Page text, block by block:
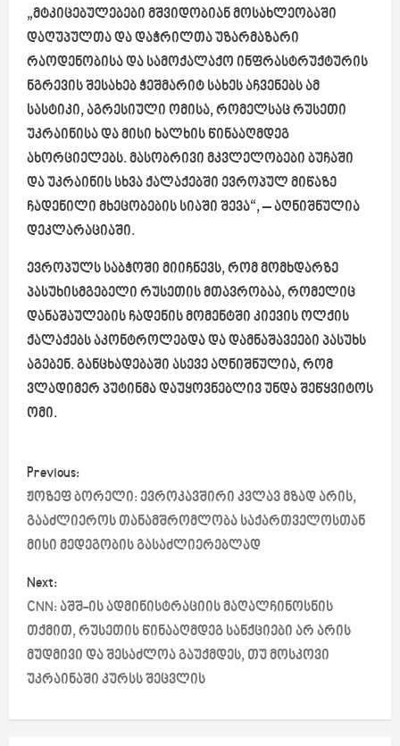
„მტკიცებულებები მშვიდობიან მოსახლეობაში
დაღუპულთა და დაჭრილთა უზარმაზარი
რაოდენობისა და სამოქალაქო ინფრასტრუქტურის
ნგრევის შესახებ ჭეშმარიტ სახეს აჩვენებს ამ
სასტიკი, აგრესიული ომისა, რომელსაც რუსეთი
უკრაინისა და მისი ხალხის წინააღმდეგ
ახორციელებს. მასობრივი მკვლელობები ბუჩაში
და უკრაინის სხვა ქალაქებში ევროპულ მიწაზე
ჩადენილი მხეცობების სიაში შევა“, – აღნიშნულია
დეკლარაციაში.
ევროპულს საბჭოში მიიჩნევს, რომ მომხდარზე
პასუხისმგებელი რუსეთის მთავრობაა, რომელიც
დანაშაულების ჩადენის მომენტში კიევის ოლქის
ქალაქებს აკონტროლებდა და დამნაშავეები პასუხს
აგებენ. განცხადებაში ასევე აღნიშნულია, რომ
ვლადიმერ პუტინმა დაუყოვნებლივ უნდა შეწყვიტოს
ომი.
P
o
s
t
n
a
v
Previous:
ჟოზეფ ბორელი: ევროკავშირი კვლავ მზად არის,
გააძლიეროს თანამშრომლობა საქართველოსთან
მისი მედეგობის გასაძლიერებლად
Next:
CNN: აშშ-ის ადმინისტრაციის მაღალჩინოსნის
თქმით, რუსეთის წინააღმდეგ სანქციები არ არის
მუდმივი და შესაძლოა გაუქმდეს, თუ მოსკოვი
უკრაინაში კურსს შეცვლის